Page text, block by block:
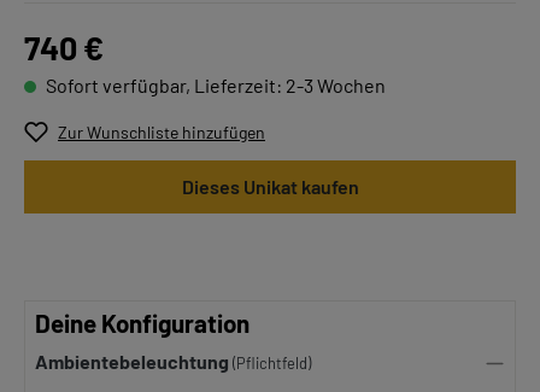
740 €
Sofort verfügbar, Lieferzeit: 2-3 Wochen
Zur Wunschliste hinzufügen
Dieses Unikat kaufen
Deine Konfiguration
Ambientebeleuchtung (Pflichtfeld)